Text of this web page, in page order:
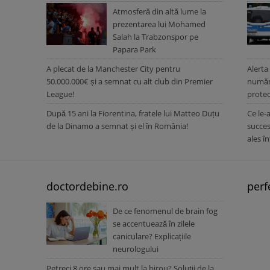
Atmosferă din altă lume la
prezentarea lui Mohamed
Salah la Trabzonspor pe
Papara Park
A plecat de la Manchester City pentru
50.000.000€ și a semnat cu alt club din Premier
League!
După 15 ani la Fiorentina, fratele lui Matteo Duțu
de la Dinamo a semnat și el în România!
Ce
ales
doctordebine.ro
De ce fenomenul de brain fog
se accentuează în zilele
caniculare? Explicațiile
neurologului